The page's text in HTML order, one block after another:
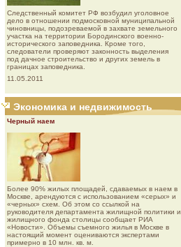
Следственный комитет РФ возбудил уголовное
дело в отношении подмосковной муниципальной
чиновницы, подозреваемой в захвате земельного
участка на территории Бородинского военно-
исторического заповедника. Кроме того,
следователи проверяют законность выделения
под дачное строительство и других земель в
границах заповедника.
11.05.2011
Экономика и недвижимость
Черный наем
Более 90% жилых площадей, сдаваемых в наем в
Москве, арендуются с использованием «серых» и
«черных» схем. Об этом со ссылкой на
руководителя департамента жилищной политики и
жилищного фонда столицы сообщает РИА
«Новости». Объемы съемного жилья в Москве в
настоящий момент оцениваются экспертами
примерно в 10 млн. кв. м.